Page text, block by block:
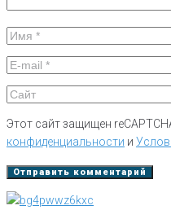
Этот сайт защищен
конфиденциальности и